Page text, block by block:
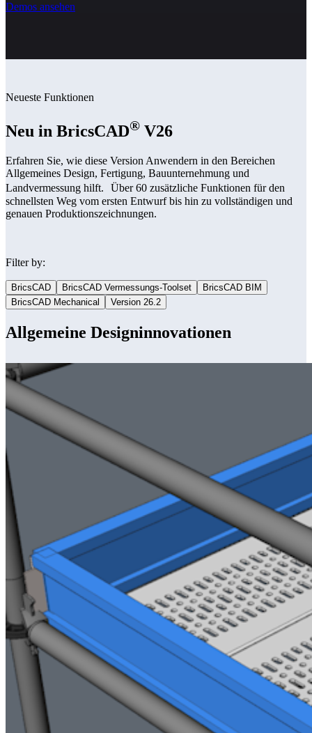
Demos ansehen
Neueste Funktionen
Neu in BricsCAD® V26
Erfahren Sie, wie diese Version Anwendern in den Bereichen
Allgemeines Design, Fertigung, Bauunternehmung und
Landvermessung hilft. Über 60 zusätzliche Funktionen für den
schnellsten Weg vom ersten Entwurf bis hin zu vollständigen und
genauen Produktionszeichnungen.
Filter by:
BricsCAD BricsCAD Vermessungs-Toolset
BricsCAD BIM
BricsCAD Mechanical
Version 26.2
Allgemeine Designinnovationen